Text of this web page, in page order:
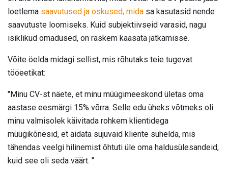
loetlema saavutused ja oskused, mida sa kasutasid nende
saavutuste loomiseks. Kuid subjektiivseid varasid, nagu
isiklikud omadused, on raskem kaasata jätkamisse.
Võite öelda midagi sellist, mis rõhutaks teie tugevat
tööeetikat:
"Minu CV-st näete, et minu müügimeeskond ületas oma
aastase eesmärgi 15% võrra. Selle edu üheks võtmeks oli
minu valmisolek käivitada rohkem klientidega
müügikõnesid, et aidata sujuvaid kliente suhelda, mis
tähendas veelgi hilinemist õhtuti üle oma haldusülesandeid,
kuid see oli seda väärt. "